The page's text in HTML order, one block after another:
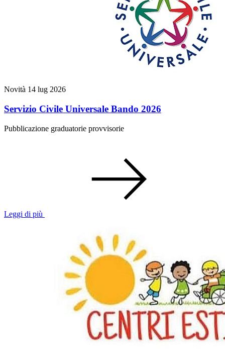
Novità 14 lug 2026
Servizio Civile Universale Bando 2026
Pubblicazione graduatorie provvisorie
Leggi di più